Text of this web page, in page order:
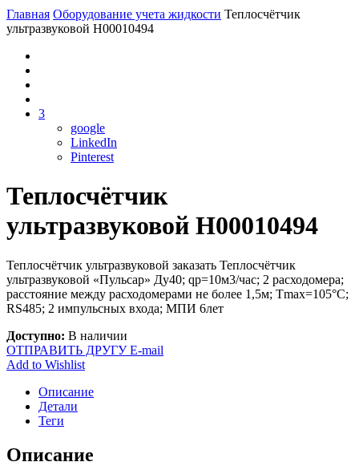
Главная Оборудование учета жидкости Теплосчётчик
ультразвуковой Н00010494
3
google
LinkedIn
Pinterest
Теплосчётчик
ультразвуковой Н00010494
Теплосчётчик ультразвуковой заказать Теплосчётчик
ультразвуковой «Пульсар» Ду40; qp=10м3/час; 2 расходомера;
расстояние между расходомерами не более 1,5м; Tmax=105°С;
RS485; 2 импульсных входа; МПИ 6лет
Доступно: В наличии
ОТПРАВИТЬ ДРУГУ E-mail
Add to Wishlist
Описание
Детали
Теги
Описание